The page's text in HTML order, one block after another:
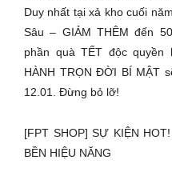
Duy nhất tại xả kho cuối
Sâu – GIẢM THÊM đến
phần quà TẾT độc quyền
HÀNH TRỌN ĐỜI BÍ MẬT
12.01. Đừng bỏ lỡ!
[FPT SHOP] SỰ KIỆN
BỀN HIỆU NĂNG